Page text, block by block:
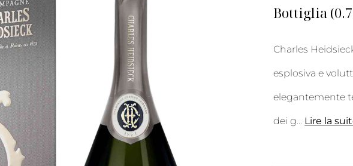
Bottiglia
Charles
esplosiva e
elegantemente
dei g Lire la